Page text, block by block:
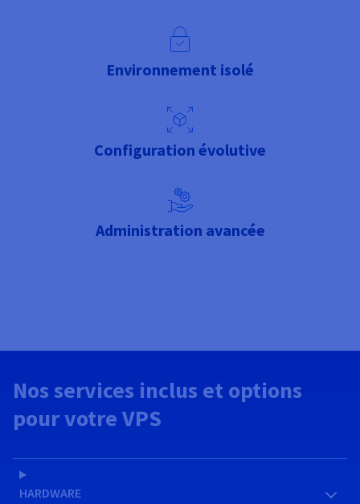
Environnement isolé
Configuration évolutive
Administration avancée
Nos services inclus et options
pour votre VPS
HARDWARE